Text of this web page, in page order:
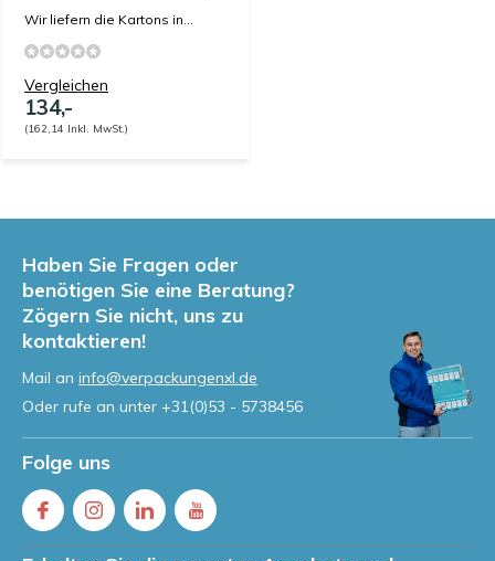
Wir liefern die Kartons in...
Vergleichen
134,-
(162,14 Inkl. MwSt.)
Haben Sie Fragen oder
benötigen Sie eine Beratung?
Zögern Sie nicht, uns zu
kontaktieren!
Mail an info@verpackungenxl.de
Oder rufe an unter +31(0)53 - 5738456
Folge uns